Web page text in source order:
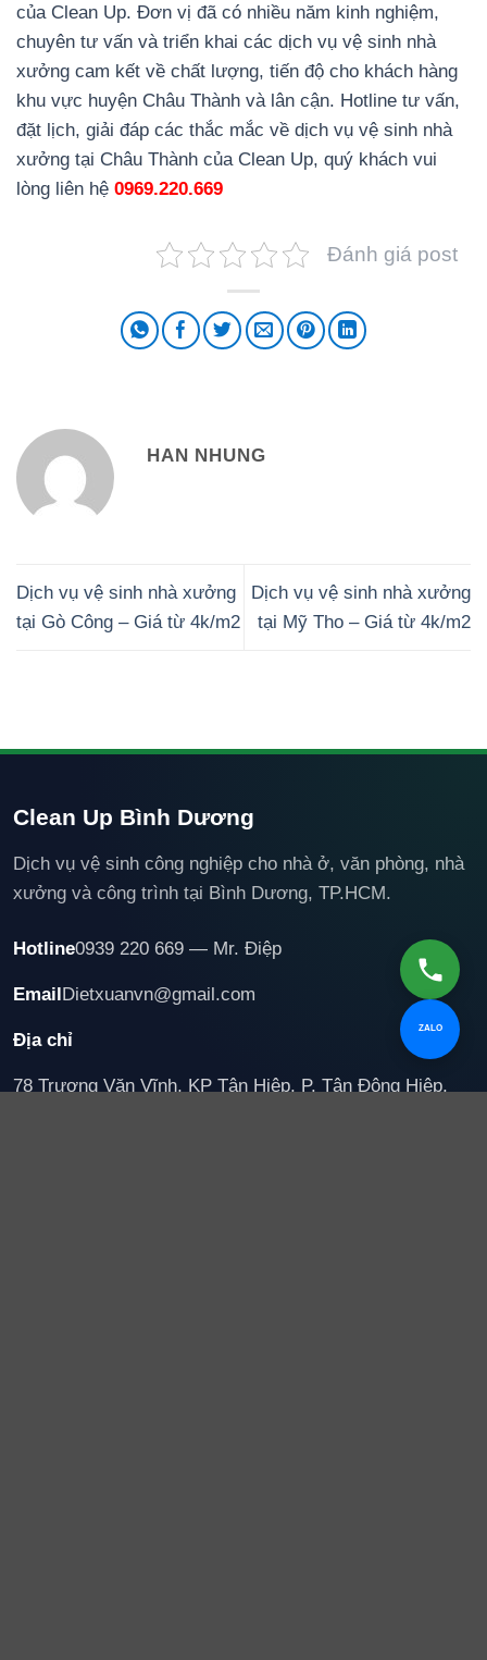
của Clean Up. Đơn vị đã có nhiều năm kinh nghiệm,
chuyên tư vấn và triển khai các dịch vụ vệ sinh nhà
xưởng cam kết về chất lượng, tiến độ cho khách hàng
khu vực huyện Châu Thành và lân cận. Hotline tư vấn,
đặt lịch, giải đáp các thắc mắc về dịch vụ vệ sinh nhà
xưởng tại Châu Thành của Clean Up, quý khách vui
lòng liên hệ 0969.220.669
Đánh giá post
HAN NHUNG
Dịch vụ vệ sinh nhà xưởng
tại Gò Công – Giá từ 4k/m2
Dịch vụ vệ sinh nhà xưởng
tại Mỹ Tho – Giá từ 4k/m2
Clean Up Bình Dương
Dịch vụ vệ sinh công nghiệp cho nhà ở, văn phòng, nhà
xưởng và công trình tại Bình Dương, TP.HCM.
Hotline0939 220 669 — Mr. Điệp
EmailDietxuanvn@gmail.com
Địa chỉ
78 Trương Văn Vĩnh, KP Tân Hiệp, P. Tân Đông Hiệp,
ZALO